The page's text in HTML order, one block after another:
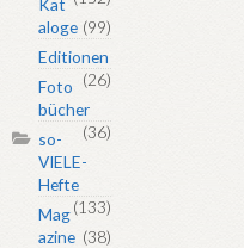
aloge (99)
Editionen
(26)
Foto
bücher
(36)
so-
VIELE-
Hefte
(133)
Mag
azine (38)